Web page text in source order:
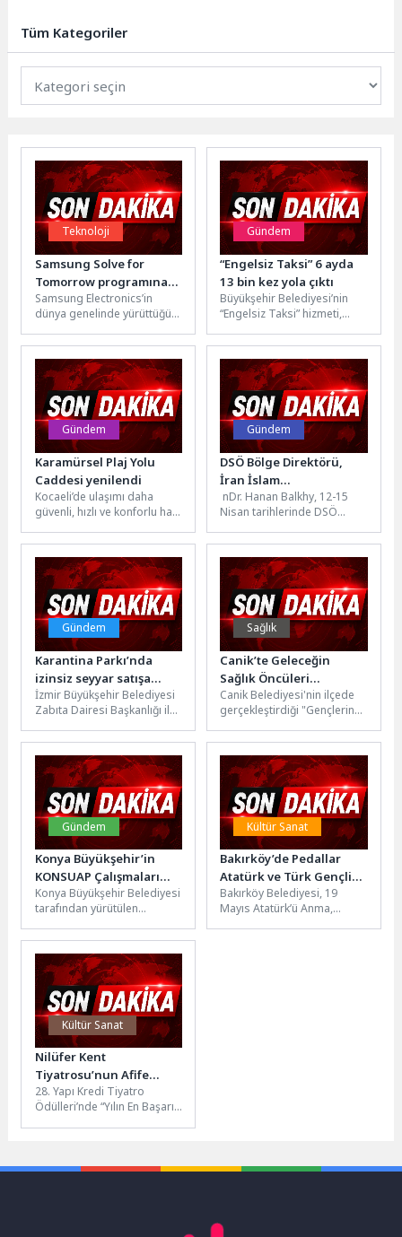
ikram ederek...
Tüm Kategoriler
Teknoloji
Samsung Solve for
Tomorrow programına
başvuru için son 3 gün!
Samsung Electronics’in
dünya genelinde yürüttüğü
Tomorrow programı,
gençlerin bilim, teknoloji,
mühendislik ve...
Gündem
“Engelsiz Taksi” 6 ayda
13 bin kez yola çıktı
Büyükşehir Belediyesi’nin
“Engelsiz Taksi” hizmeti,
131 ulaşım talebini
karşılayarak...
Gündem
Karamürsel Plaj Yolu
Caddesi yenilendi
Kocaeli’de ulaşımı daha
güvenli, hızlı ve konforlu hale
Büyükşehir Belediyesi, kent
genelinde sürdürdüğü...
Gündem
DSÖ Bölge Direktörü,
İran İslam
Cumhuriyeti’ni ziyaret
etti
nDr. Hanan Balkhy, 12-15
Nisan tarihlerinde DSÖ
Direktörü olarak İran İslam
Cumhuriyeti’ne...
Gündem
Karantina Parkı’nda
izinsiz seyyar satışa
ortak denetim
İzmir Büyükşehir Belediyesi
Zabıta Dairesi Başkanlığı ile
Parkı'nda izinsiz seyyar satış
faaliyetlerine...
Sağlık
Canik’te Geleceğin
Sağlık Öncüleri
Projeleriyle Hayran
Bıraktı
Canik Belediyesi'nin ilçede
gerçekleştirdiği "Gençlerin
Ufuklar" proje yarışmasında
ödül heyecanı yaşandı. Canik
Belediyesi,...
Gündem
Konya Büyükşehir’in
KONSUAP Çalışmaları
Kapsamında 2. Paydaş
Toplantısı Yapıldı
Konya Büyükşehir Belediyesi
tarafından yürütülen
Ulaşım Ana Planı” çalışmaları
kapsamında ikinci paydaş
toplantısı...
Kültür Sanat
Bakırköy’de Pedallar
Atatürk ve Türk Gençliği
İçin Çevrildi
Bakırköy Belediyesi, 19
Mayıs Atatürk’ü Anma,
Kültür Sanat
Nilüfer Kent
Tiyatrosu’nun Afife
gururu: Prima Facie
28. Yapı Kredi Tiyatro
Ödülleri’nde “Yılın En Başarılı